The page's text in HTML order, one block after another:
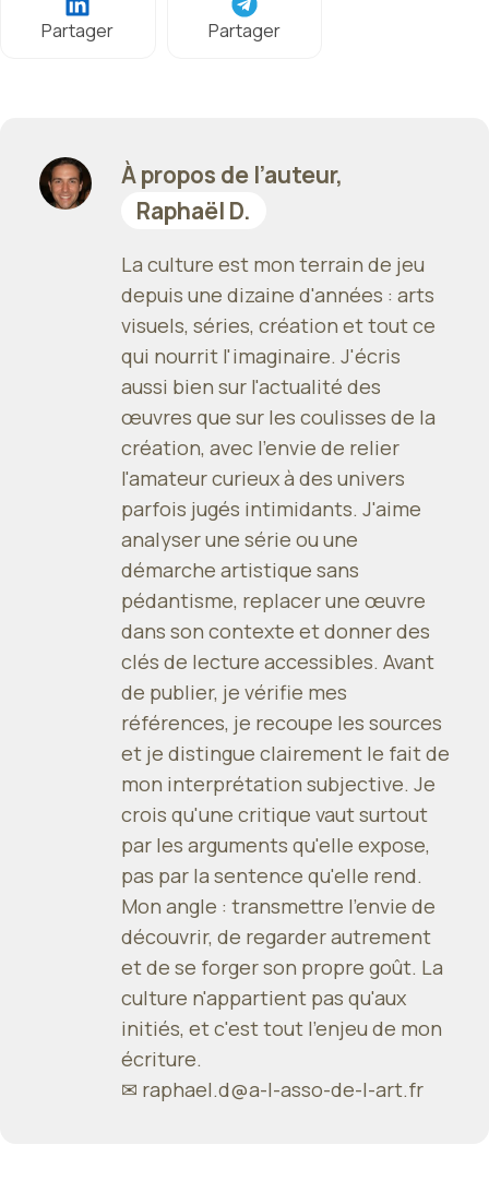
Partager Partager
À propos de l’auteur,
Raphaël D.
La culture est mon terrain de jeu
depuis une dizaine d'années : arts
visuels, séries, création et tout ce
qui nourrit l'imaginaire. J'écris
aussi bien sur l'actualité des
œuvres que sur les coulisses de la
création, avec l'envie de relier
l'amateur curieux à des univers
parfois jugés intimidants. J'aime
analyser une série ou une
démarche artistique sans
pédantisme, replacer une œuvre
dans son contexte et donner des
clés de lecture accessibles. Avant
de publier, je vérifie mes
références, je recoupe les sources
et je distingue clairement le fait de
mon interprétation subjective. Je
crois qu'une critique vaut surtout
par les arguments qu'elle expose,
pas par la sentence qu'elle rend.
Mon angle : transmettre l'envie de
découvrir, de regarder autrement
et de se forger son propre goût. La
culture n'appartient pas qu'aux
initiés, et c'est tout l'enjeu de mon
écriture.
✉ raphael.d@a-l-asso-de-l-art.fr